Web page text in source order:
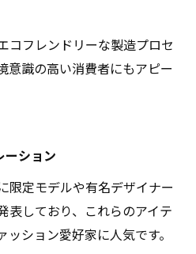
コフレンドリーな製造プロセ
意識の高い消費者にもアピー
ーション
限定モデルや有名デザイナー
表しており、これらのアイテ
ション愛好家に人気です。